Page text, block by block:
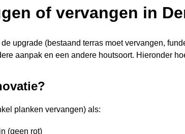
of vervangen in
upgrade (bestaand terras moet vervangen,
aanpak en een andere houtsoort. Hieronder
planken vervangen) als:
(geen rot)